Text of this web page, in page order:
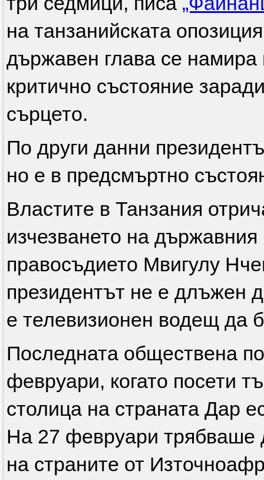
на танзанийската
държавен глава се намира
критично състояние
сърцето.
По други данни
но е в предсмъртно
Властите в Танзания
изчезването на
правосъдието Мвигулу
президентът не е длъжен
е телевизионен водещ да
Последната обществена
февруари, когато посети
столица на страната Дар
На 27 февруари трябваше
на страните от